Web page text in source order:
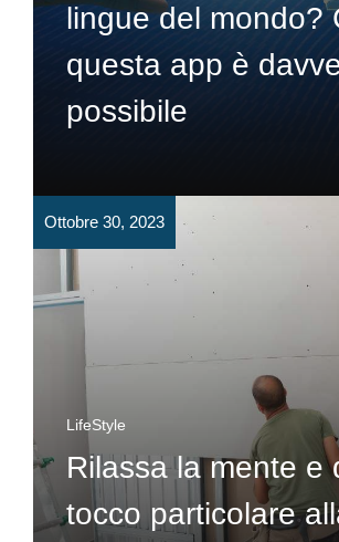
lingue del mondo?
questa app è
possibile
Ottobre 30, 2023
LifeStyle
Rilassa la mente e
tocco particolare